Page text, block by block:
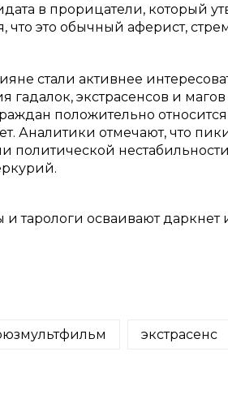
в прорицатели, который
что это обычный аферист,
стали активнее
гадалок, экстрасенсов и
положительно
Аналитики отмечают, что
политической
и тарологи осваивают даркнет
экстрасенс